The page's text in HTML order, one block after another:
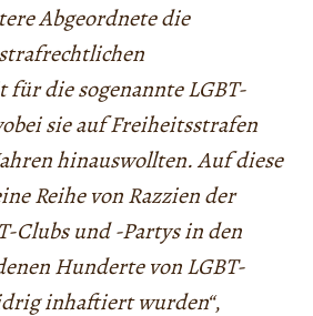
Abgeordnete die
die sogenannte LGBT-
sie auf Freiheitsstrafen
hinauswollten. Auf diese
Reihe von Razzien der
Clubs und -Partys in den
Hunderte von LGBT-
inhaftiert wurden“,